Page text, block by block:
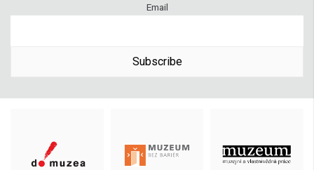
Email
Subscribe